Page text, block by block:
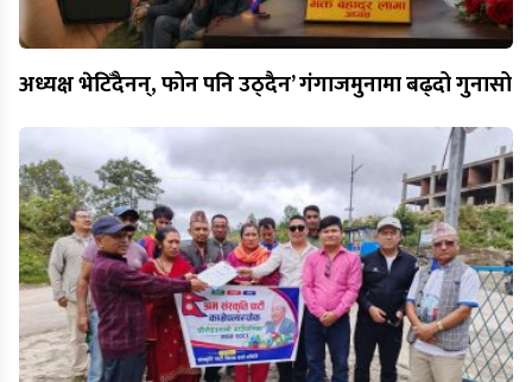
अध्यक्ष भेटिँदैनन्, फोन पनि उठ्दैन’ गंगाजमुनामा बढ्दो गुनासो